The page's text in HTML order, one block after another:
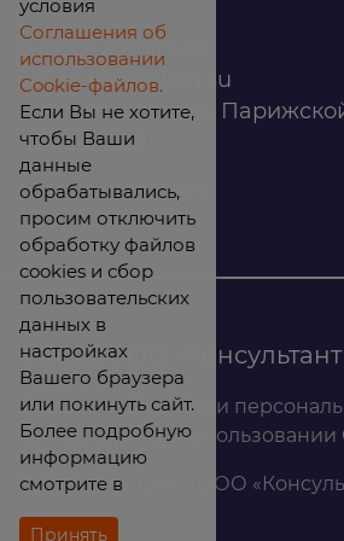
infomarket@ilan.su
г. Красноярск, ул.
помещ. 302
ИНН: 2465263327
© 2026 ООО
Политика обработки
Соглашение об
Результаты СОУТ ООО
условия
Соглашения об
использовании
Cookie-файлов.
Если Вы не хотите,
чтобы Ваши
данные
обрабатывались,
просим отключить
обработку файлов
cookies и сбор
пользовательских
данных в
настройках
Вашего браузера
или покинуть сайт.
Более подробную
информацию
смотрите в
Принять